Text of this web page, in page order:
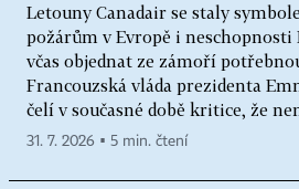
Letouny Canadair se staly
požárům v Evropě i neschopnosti
včas objednat ze zámoří
Francouzská vláda prezidenta
čelí v současné době kritice, že
31. 7. 2026 ▪ 5 min. čtení